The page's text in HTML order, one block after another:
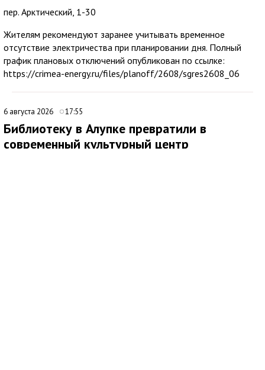
пер. Арктический, 1-30
Жителям рекомендуют заранее учитывать временное
отсутствие электричества при планировании дня. Полный
график плановых отключений опубликован по ссылке:
https://crimea-energy.ru/files/planoff/2608/sgres2608_06
6 августа 2026 17:55
Библиотеку в Алупке превратили в
современный культурный центр